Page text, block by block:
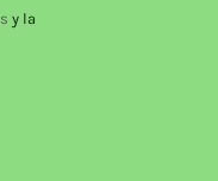
y la